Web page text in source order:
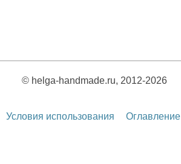
© helga-handmade.ru, 2012-2026
Условия использования Оглавление